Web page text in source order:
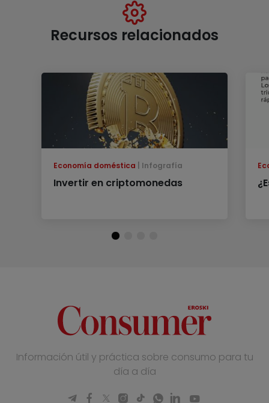
Recursos relacionados
Economía doméstica Infografía
Invertir en criptomonedas
Información útil y práctica sobre consumo para tu
día a día